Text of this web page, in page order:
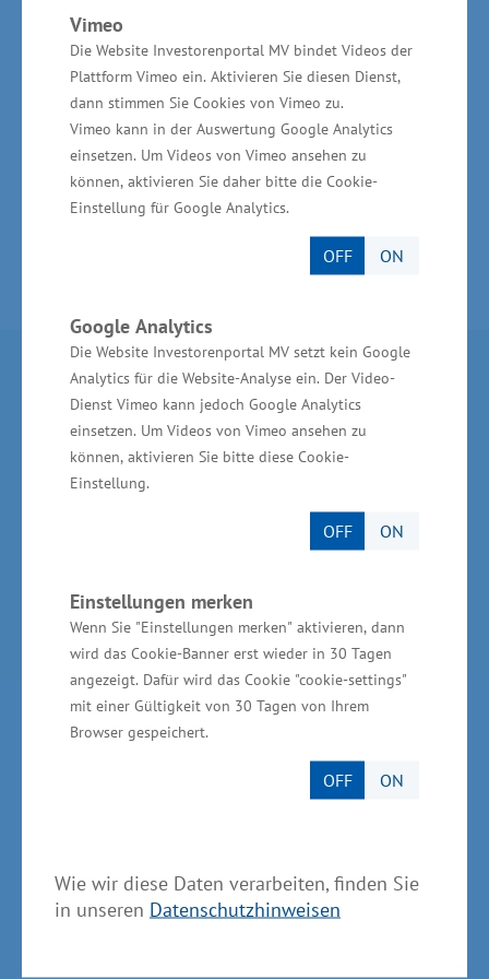
Vimeo
Die Website Investorenportal MV bindet Videos der
Plattform Vimeo ein. Aktivieren Sie diesen Dienst,
dann stimmen Sie Cookies von Vimeo zu.
Vimeo kann in der Auswertung Google Analytics
einsetzen. Um Videos von Vimeo ansehen zu
können, aktivieren Sie daher bitte die Cookie-
Einstellung für Google Analytics.
OFF ON
Google Analytics
Die Website Investorenportal MV setzt kein Google
Analytics für die Website-Analyse ein. Der Video-
Dienst Vimeo kann jedoch Google Analytics
einsetzen. Um Videos von Vimeo ansehen zu
können, aktivieren Sie bitte diese Cookie-
Einstellung.
OFF ON
Einstellungen merken
Wenn Sie "Einstellungen merken" aktivieren, dann
wird das Cookie-Banner erst wieder in 30 Tagen
angezeigt. Dafür wird das Cookie "cookie-settings"
mit einer Gültigkeit von 30 Tagen von Ihrem
Browser gespeichert.
OFF ON
Wie wir diese Daten verarbeiten, finden Sie
in unseren Datenschutzhinweisen
wie IUQ verbinden wirtschaftliche
Leistungsfähigkeit mit wissenschaftlicher
Expertise und Innovationsbereitschaft. Das ist
ein echter Standortvorteil für Mecklenburg-
Vorpommern“, betonte Minister Dr. Blank.
Partner im Land
Ministerium für Wirtschaft, Infrastruktur,
Tourismus und Arbeit Mecklenburg-Vorpommern
Invest in MV - Wirtschaftsfördergesellschaft des
Landesförderinstitut Mecklenburg-Vorpommern
(LFI M-V)
TBI Technologie-Beratungs-Institut GmbH
GSA - Gesellschaft für Struktur &
Unternehmerverbände in MV